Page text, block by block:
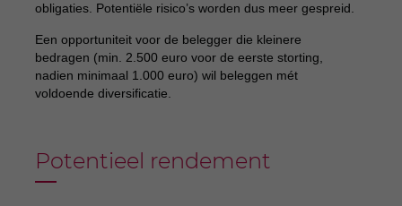
obligaties. Potentiële risico’s worden dus meer gespreid.
Een opportuniteit voor de belegger die kleinere
bedragen (min. 2.500 euro voor de eerste storting,
nadien minimaal 1.000 euro) wil beleggen mét
voldoende diversificatie.
Potentieel rendement